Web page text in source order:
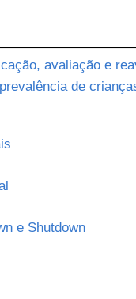
avaliação e
de
e Shutdown